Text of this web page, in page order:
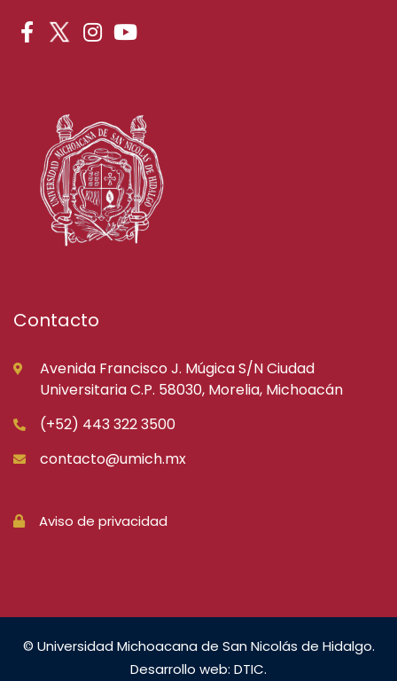
Contacto
Avenida Francisco J. Múgica S/N Ciudad
Universitaria C.P. 58030, Morelia, Michoacán
(+52) 443 322 3500
contacto@umich.mx
Aviso de privacidad
© Universidad Michoacana de San Nicolás de Hidalgo.
Desarrollo web: DTIC.